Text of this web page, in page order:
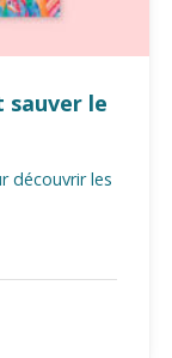
sauver le
découvrir les